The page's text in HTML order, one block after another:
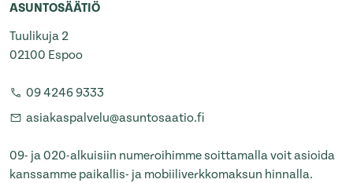
ASUNTOSÄÄTIÖ
Tuulikuja 2
02100 Espoo
09 4246 9333
asiakaspalvelu@asuntosaatio.fi
09- ja 020-alkuisiin numeroihimme soittamalla voit asioida
kanssamme paikallis- ja mobiiliverkkomaksun hinnalla.